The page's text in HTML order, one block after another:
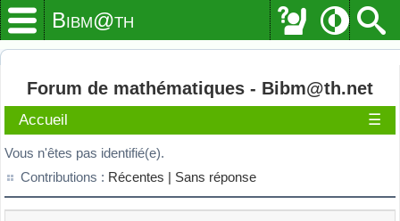
Bibm@th
Forum de mathématiques - Bibm@th.net
Accueil ☰
Vous n'êtes pas identifié(e).
Contributions : Récentes | Sans réponse